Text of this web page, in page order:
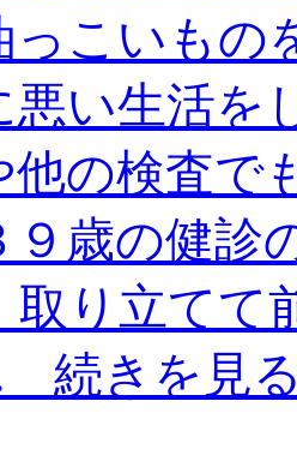
っこいも
悪い生活を
他の検査で
９歳の健診
取り立てて
続きを見